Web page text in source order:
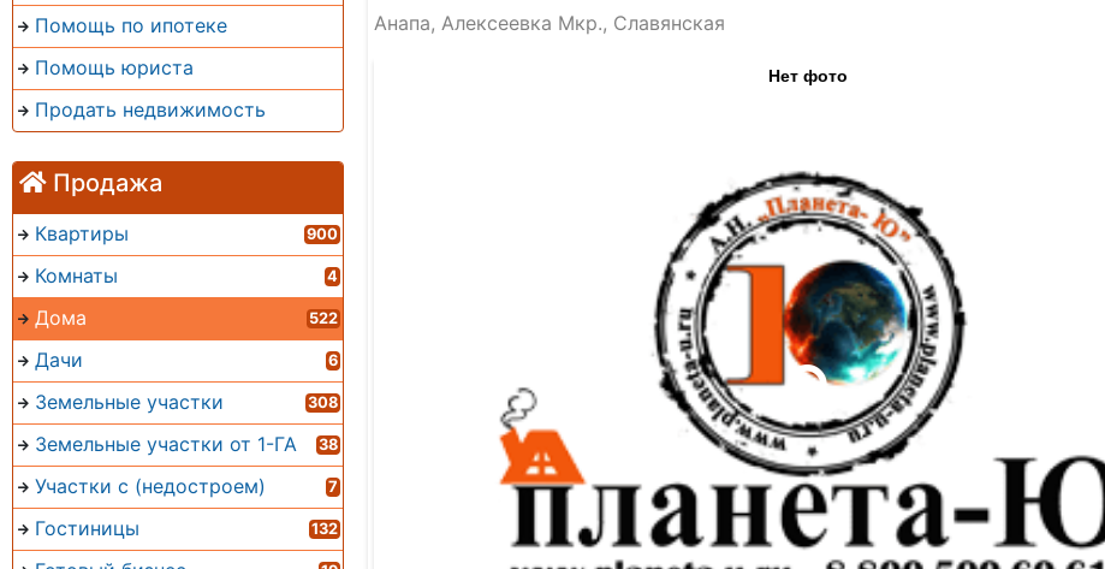
Помощь по ипотеке
Помощь юриста
Продать недвижимость
Продажа
Квартиры 900
Комнаты 4
Дома 522
Дачи 6
Земельные участки 308
Земельные участки от 1-ГА 38
Участки с (недостроем) 7
Гостиницы 132
Анапа, Алексеевка Мкр., Славянская
Нет фото